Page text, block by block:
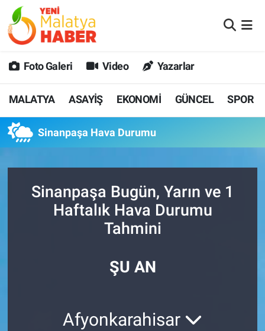
Foto Galeri Video Yazarlar
MALATYA ASAYİŞ EKONOMİ GÜNCEL SPOR
Sinanpaşa Hava Durumu
Sinanpaşa Bugün, Yarın ve 1
Haftalık Hava Durumu
Tahmini
ŞU AN
Afyonkarahisar
MALATYA
GÜNCEL
SPOR
SAĞLIK
DİĞER
Malatya Nöbetçi Eczaneler
MALATYA Namaz Vakitleri
Malatya Trafik Yoğunluk Haritası
Süper Lig Puan Durumu ve Fikstür
Tüm Manşetler
Son Dakika Haberleri